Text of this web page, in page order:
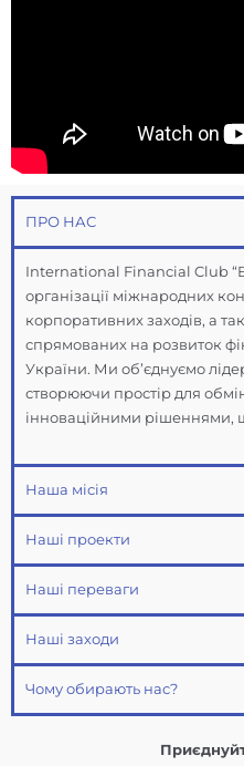
ПРО НАС
International Financial Club
організації міжнародних
корпоративних заходів, а
спрямованих на розвиток
України. Ми об’єднуємо
створюючи простір для
інноваційними рішеннями,
Наша місія
Наші проекти
Наші переваги
Наші заходи
Чому обирають нас?